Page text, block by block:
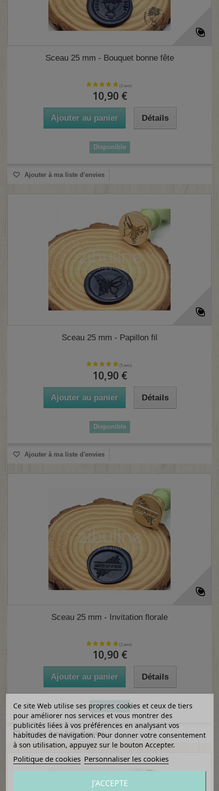
Sceau 25 mm - Bouquet bonne fête
10,90 €
Ajouter au panier Détails
Disponible
Ajouter à ma liste d'envies
Sceau 25 mm - Papillon fil
10,90 €
Ajouter au panier Détails
Disponible
Ajouter à ma liste d'envies
Sceau 25 mm - Invitation florale
10,90 €
Ajouter au panier Détails
Disponible
Ajouter à ma liste d'envies
Ce site Web utilise ses propres cookies et ceux de tiers
pour améliorer nos services et vous montrer des
publicités liées à vos préférences en analysant vos
habitudes de navigation. Pour donner votre consentement
à son utilisation, appuyez sur le bouton Accepter.
Politique de cookies Personnaliser les cookies
J'ACCEPTE